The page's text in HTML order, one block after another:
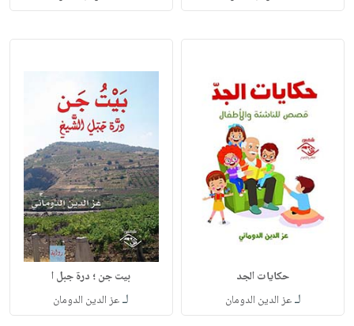
حكايات الجد
لـعز الدين الدومان
بيت جن ؛ درة جبل ا
لـعز الدين الدومان